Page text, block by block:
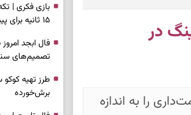
در
را به اندازه‌
بازی فکری |
۱۵ ثانیه برای پیداکردنش وقت دارید
تصمیم‌های
طرز تهیه
برش‌خورده